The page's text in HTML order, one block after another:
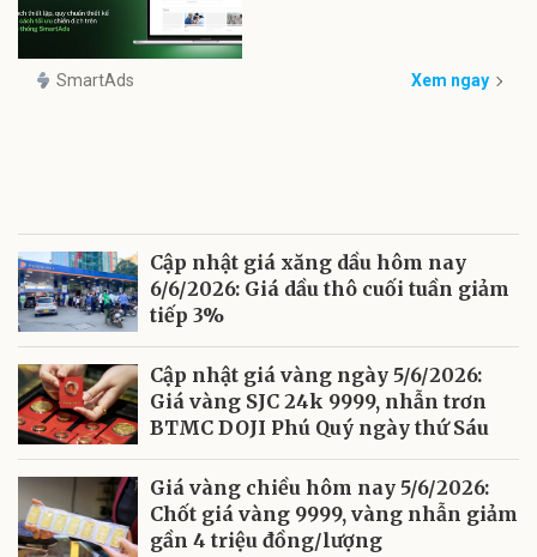
SmartAds Xem ngay
Cập nhật giá xăng dầu hôm nay
6/6/2026: Giá dầu thô cuối tuần giảm
tiếp 3%
Cập nhật giá vàng ngày 5/6/2026:
Giá vàng SJC 24k 9999, nhẫn trơn
BTMC DOJI Phú Quý ngày thứ Sáu
Giá vàng chiều hôm nay 5/6/2026:
Chốt giá vàng 9999, vàng nhẫn giảm
gần 4 triệu đồng/lượng